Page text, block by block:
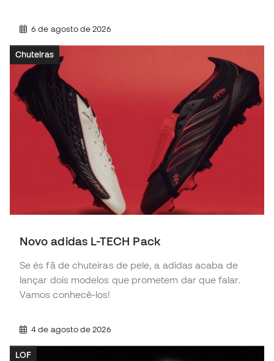
6 de agosto de 2026
Chuteiras
Novo adidas L-TECH Pack
Se és fã de chuteiras de pele, a adidas acaba de
lançar dois modelos que prometem dar que falar.
Vamos conhecê-los!
4 de agosto de 2026
LOF